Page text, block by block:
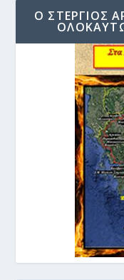
Ο ΣΤΈΡΓΙΟΣ